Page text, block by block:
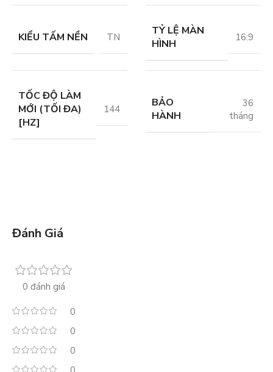
KIỂU TẤM NỀN TN
TỶ LỆ MÀN
HÌNH
16:9
TỐC ĐỘ LÀM
MỚI (TỐI ĐA)
[HZ]
144
BẢO
HÀNH
36
tháng
Đánh Giá
0 đánh giá
0
0
0